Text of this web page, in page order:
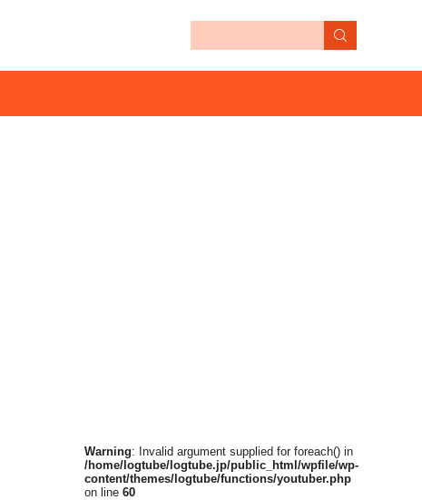
Warning: Invalid argument supplied for foreach() in
/home/logtube/logtube.jp/public_html/wpfile/wp-
content/themes/logtube/functions/youtuber.php
on line 60